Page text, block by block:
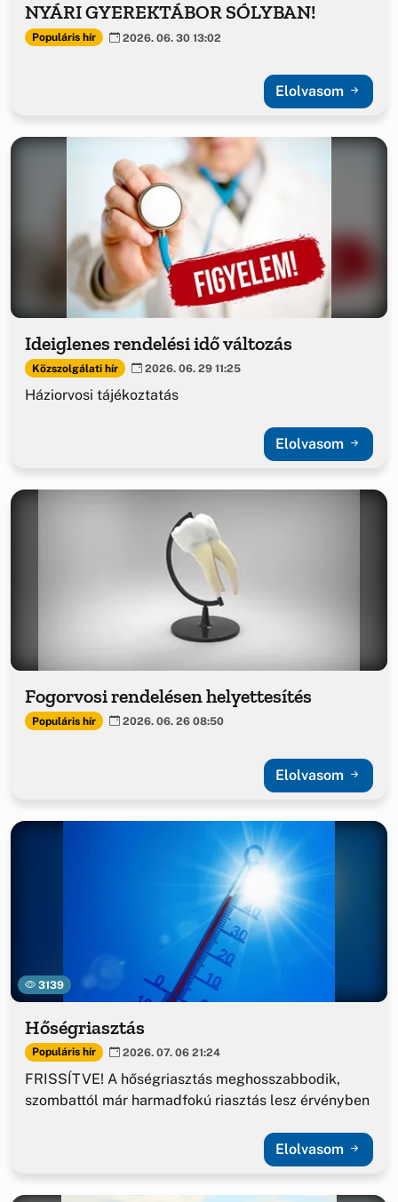
NYÁRI GYEREKTÁBOR SÓLYBAN!
Populáris hír 2026. 06. 30 13:02
Elolvasom
Ideiglenes rendelési idő változás
Közszolgálati hír 2026. 06. 29 11:25
Háziorvosi tájékoztatás
Elolvasom
Fogorvosi rendelésen helyettesítés
Populáris hír 2026. 06. 26 08:50
Elolvasom
3139
Hőségriasztás
Populáris hír 2026. 07. 06 21:24
FRISSÍTVE! A hőségriasztás meghosszabbodik,
szombattól már harmadfokú riasztás lesz érvényben
Elolvasom